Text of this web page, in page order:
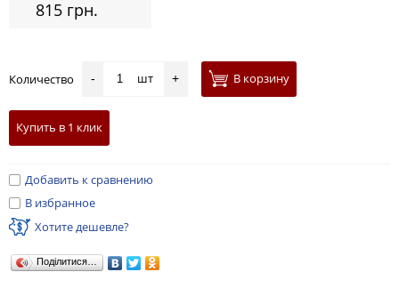
815 грн.
Количество - шт + В корзину
Купить в 1 клик
Добавить к сравнению
В избранное
Хотите дешевле?
Поділитися…